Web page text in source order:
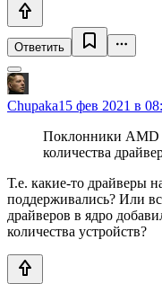
Ответить
Chupaka15 фев 2021 в
Поклонники AMD
количества
Т.е. какие-то драйверы
поддерживались? Или
драйверов в ядро
количества устройств?